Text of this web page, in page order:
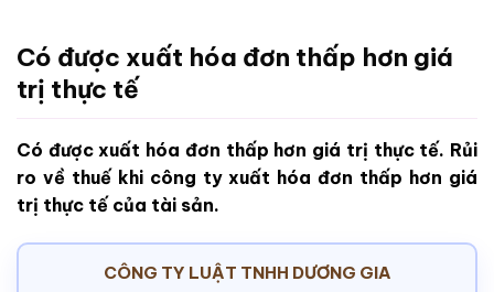
Có được xuất hóa đơn thấp hơn giá
trị thực tế
Có được xuất hóa đơn thấp hơn giá trị thực tế. Rủi
ro về thuế khi công ty xuất hóa đơn thấp hơn giá
trị thực tế của tài sản.
CÔNG TY LUẬT TNHH DƯƠNG GIA